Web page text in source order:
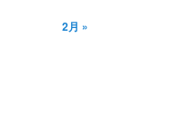
2月 »